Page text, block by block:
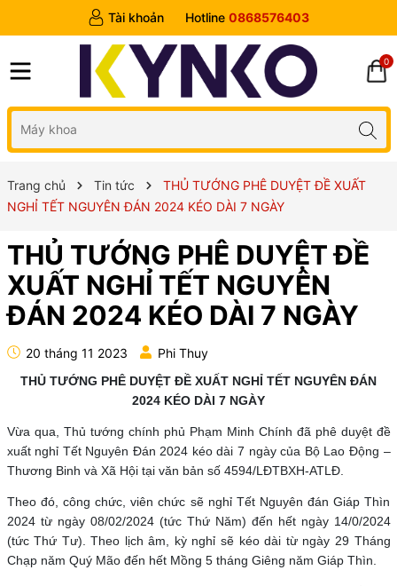
Tài khoản Hotline 0868576403
0
Trang chủ Tin tức
THỦ TƯỚNG PHÊ DUYỆT ĐỀ XUẤT
NGHỈ TẾT NGUYÊN ĐÁN 2024 KÉO DÀI 7 NGÀY
THỦ TƯỚNG PHÊ DUYỆT ĐỀ
XUẤT NGHỈ TẾT NGUYÊN
ĐÁN 2024 KÉO DÀI 7 NGÀY
20 tháng 11 2023 Phi Thuy
THỦ TƯỚNG PHÊ DUYỆT ĐỀ XUẤT NGHỈ TẾT NGUYÊN ĐÁN
2024 KÉO DÀI 7 NGÀY
Vừa qua, Thủ tướng chính phủ Phạm Minh Chính đã phê duyệt đề
xuất nghỉ Tết Nguyên Đán 2024 kéo dài 7 ngày của Bộ Lao Động –
Thương Binh và Xã Hội tại văn bản số 4594/LĐTBXH-ATLĐ.
Theo đó, công chức, viên chức sẽ nghỉ Tết Nguyên đán Giáp Thìn
2024 từ ngày 08/02/2024 (tức Thứ Năm) đến hết ngày 14/0/2024
(tức Thứ Tư). Theo lịch âm, kỳ nghỉ sẽ kéo dài từ ngày 29 Tháng
Chạp năm Quý Mão đến hết Mồng 5 tháng Giêng năm Giáp Thìn.